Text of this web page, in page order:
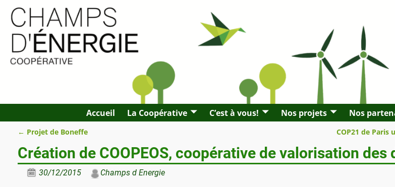
Accueil La Coopérative C’est à vous! Nos projets Nos
← Projet de Boneffe COP21 de Paris
Création de COOPEOS, coopérative de valorisation des
30/12/2015 Champs d Energie